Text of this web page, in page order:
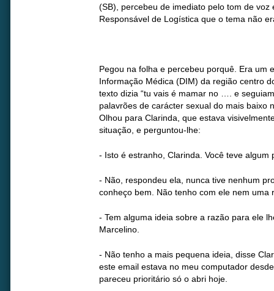
(SB), percebeu de imediato pelo tom de voz
Responsável de Logística que o tema não
Pegou na folha e percebeu porquê. Era um
Informação Médica (DIM) da região centro
texto dizia “tu vais é mamar no …. e
palavrões de carácter sexual do mais baixo
Olhou para Clarinda, que estava
situação, e perguntou-lhe:
- Isto é estranho, Clarinda. Você teve algum
- Não, respondeu ela, nunca tive nenhum
conheço bem. Não tenho com ele nem uma
- Tem alguma ideia sobre a razão para ele
Marcelino.
- Não tenho a mais pequena ideia, disse
este email estava no meu computador
pareceu prioritário só o abri hoje.